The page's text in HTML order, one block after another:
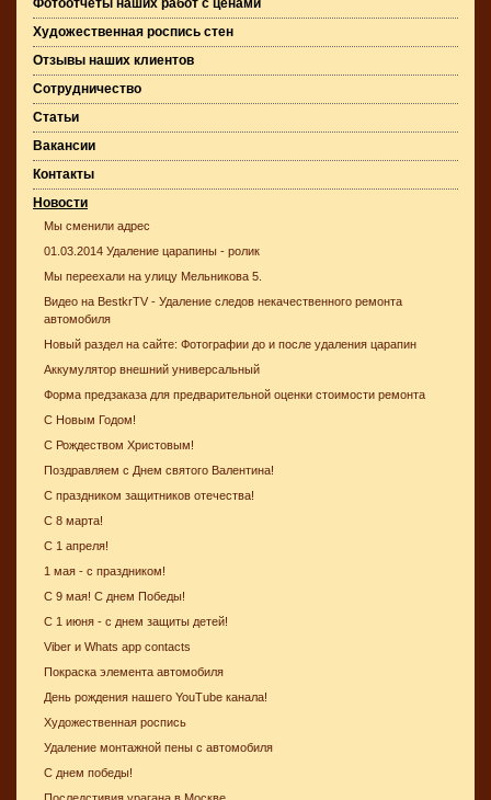
Фотоотчеты наших работ с ценами
Художественная роспись стен
Отзывы наших клиентов
Сотрудничество
Статьи
Вакансии
Контакты
Новости
Мы сменили адрес
01.03.2014 Удаление царапины - ролик
Мы переехали на улицу Мельникова 5.
Видео на BestkrTV - Удаление следов некачественного ремонта
автомобиля
Новый раздел на сайте: Фотографии до и после удаления царапин
Аккумулятор внешний универсальный
Форма предзаказа для предварительной оценки стоимости ремонта
С Новым Годом!
С Рождеством Христовым!
Поздравляем с Днем святого Валентина!
С праздником защитников отечества!
С 8 марта!
С 1 апреля!
1 мая - с праздником!
С 9 мая! С днем Победы!
С 1 июня - с днем защиты детей!
Viber и Whats app contacts
Покраска элемента автомобиля
День рождения нашего YouTube канала!
Художественная роспись
Удаление монтажной пены с автомобиля
С днем победы!